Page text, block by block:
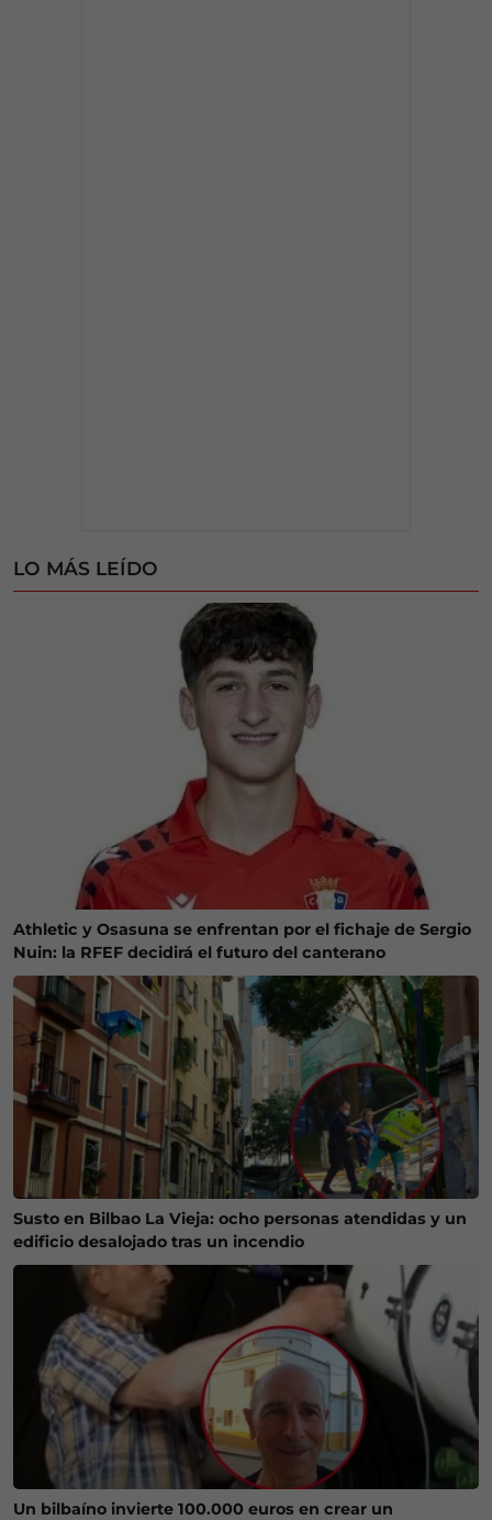
LO MÁS LEÍDO
Athletic y Osasuna se enfrentan por el fichaje de Sergio
Nuin: la RFEF decidirá el futuro del canterano
Susto en Bilbao La Vieja: ocho personas atendidas y un
edificio desalojado tras un incendio
Un bilbaíno invierte 100.000 euros en crear un